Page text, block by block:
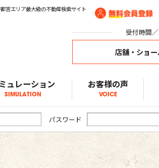
宮エリア最大級の不動産検索サイト
受付時間
店舗・ショ
ュレーション
SIMULATION
お客様の声
VOICE
パスワード